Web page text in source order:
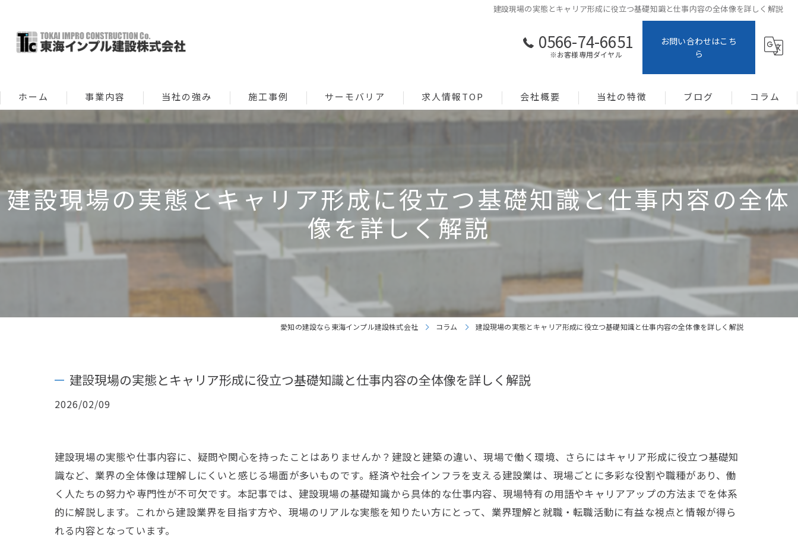
建設現場の実態とキャリア形成に役立つ基礎知識と仕事内容の全体像を詳しく解説
0566-74-6651
※お客様専用ダイヤル
お問い合わせはこち
ら
ホーム 事業内容 当社の強み 施工事例 サーモバリア
資料請求
お問い合わせフォーム
求人情報TOP
建築設計
建築営業
リクルート/イベント
会社概要 当社の特徴
新築
メンテナンス
ブログ コラム
建設現場の実態とキャリア形成に役立つ基礎知識と仕事内容の全体
像を詳しく解説
愛知の建設なら東海インプル建設株式会社 コラム 建設現場の実態とキャリア形成に役立つ基礎知識と仕事内容の全体像を詳しく解説
建設現場の実態とキャリア形成に役立つ基礎知識と仕事内容の全体像を詳しく解説
2026/02/09
建設現場の実態や仕事内容に、疑問や関心を持ったことはありませんか？建設と建築の違い、現場で働く環境、さらにはキャリア形成に役立つ基礎知
識など、業界の全体像は理解しにくいと感じる場面が多いものです。経済や社会インフラを支える建設業は、現場ごとに多彩な役割や職種があり、働
く人たちの努力や専門性が不可欠です。本記事では、建設現場の基礎知識から具体的な仕事内容、現場特有の用語やキャリアアップの方法までを体系
的に解説します。これから建設業界を目指す方や、現場のリアルな実態を知りたい方にとって、業界理解と就職・転職活動に有益な視点と情報が得ら
れる内容となっています。